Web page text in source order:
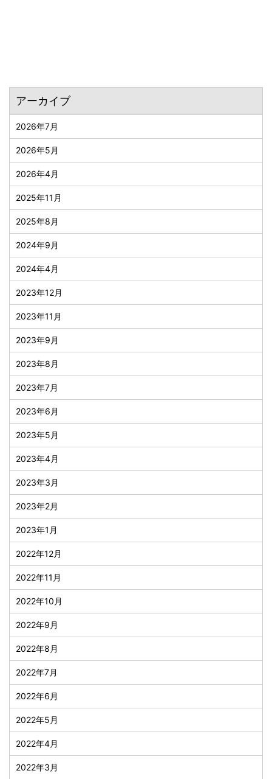
アーカイブ
2026年7月
2026年5月
2026年4月
2025年11月
2025年8月
2024年9月
2024年4月
2023年12月
2023年11月
2023年9月
2023年8月
2023年7月
2023年6月
2023年5月
2023年4月
2023年3月
2023年2月
2023年1月
2022年12月
2022年11月
2022年10月
2022年9月
2022年8月
2022年7月
2022年6月
2022年5月
2022年4月
2022年3月